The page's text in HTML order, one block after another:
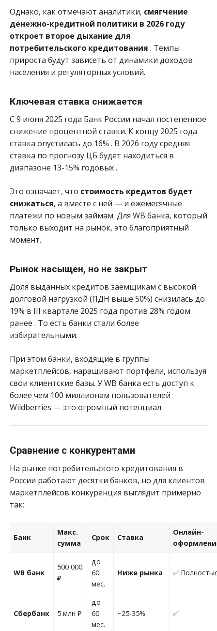
Однако, как отмечают аналитики, смягчение
денежно-кредитной политики в 2026 году
откроет второе дыхание для
потребительского кредитования . Темпы
прироста будут зависеть от динамики доходов
населения и регуляторных условий.
Ключевая ставка снижается
С 9 июня 2025 года Банк России начал постепенное
снижение процентной ставки. К концу 2025 года
ставка опустилась до 16% . В 2026 году средняя
ставка по прогнозу ЦБ будет находиться в
диапазоне 13-15% годовых.
Это означает, что стоимость кредитов будет
снижаться, а вместе с ней — и ежемесячные
платежи по новым займам. Для WB банка, который
только выходит на рынок, это благоприятный
момент.
Рынок насыщен, но не закрыт
Доля выданных кредитов заемщикам с высокой
долговой нагрузкой (ПДН выше 50%) снизилась до
19% в III квартале 2025 года против 28% годом
ранее . То есть банки стали более
избирательными.
При этом банки, входящие в группы
маркетплейсов, наращивают портфели, используя
свои клиентские базы. У WB банка есть доступ к
более чем 100 миллионам пользователей
Wildberries — это огромный потенциал.
Сравнение с конкурентами
На рынке потребительского кредитования в
России работают десятки банков, но для клиентов
маркетплейсов конкуренция выглядит примерно
так:
Банк
Макс.
сумма
Срок Ставка
Онлайн-
WB банк
500 000
₽
до
60
мес.
Ниже рынка ✅
Сбербанк 5 млн ₽
до
60
мес.
~25-35% ✅